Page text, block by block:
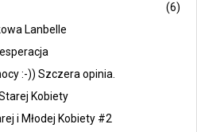
(6)
Lanbelle
:-)) Szczera opinia.
Kobiety
i Młodej Kobiety #2